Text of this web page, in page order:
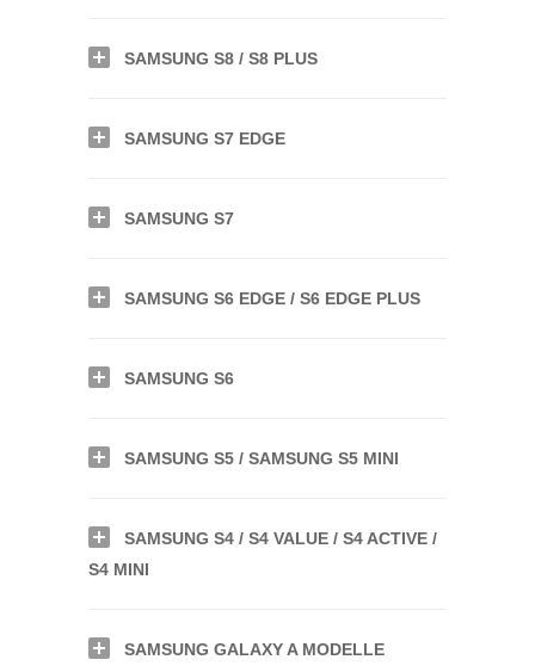
SAMSUNG S8 / S8 PLUS
SAMSUNG S7 EDGE
SAMSUNG S7
SAMSUNG S6 EDGE / S6 EDGE PLUS
SAMSUNG S6
SAMSUNG S5 / SAMSUNG S5 MINI
SAMSUNG S4 / S4 VALUE / S4 ACTIVE /
S4 MINI
SAMSUNG GALAXY A MODELLE